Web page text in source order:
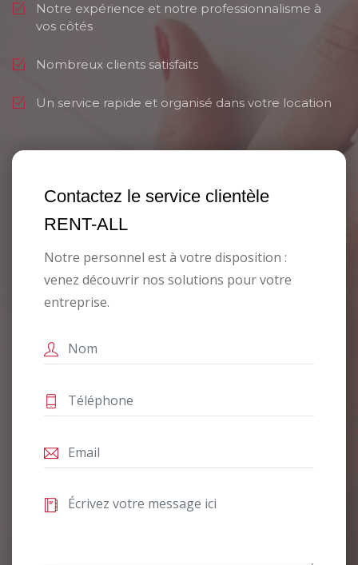
Notre expérience et notre professionnalisme à
vos côtés
Nombreux clients satisfaits
Un service rapide et organisé dans votre location
Contactez le service clientèle
RENT-ALL
Notre personnel est à votre disposition :
venez découvrir nos solutions pour votre
entreprise.